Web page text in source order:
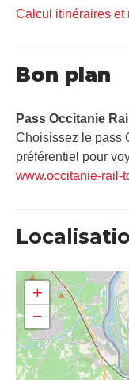
Calcul itinéraires et
Bon plan
Pass Occitanie
Choisissez le pass
préférentiel pour
www.occitanie-rail-
+
−